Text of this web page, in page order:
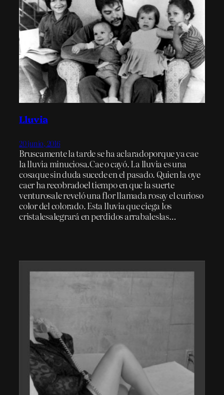
Lluvia
20 junio, 2016
Bruscamente la tarde se ha aclaradoporque ya cae
la lluvia minuciosa.Cae o cayó. La lluvia es una
cosaque sin duda sucede en el pasado. Quien la oye
caer ha recobradoel tiempo en que la suerte
venturosale reveló una flor llamada rosay el curioso
color del colorado. Esta lluvia que ciega los
cristalesalegrará en perdidos arrabaleslas…